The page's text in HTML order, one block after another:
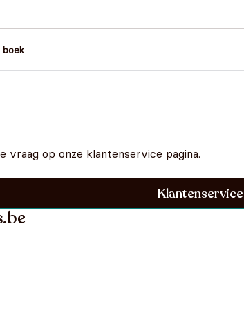
boek
vraag op onze klantenservice pagina.
Klantenservice